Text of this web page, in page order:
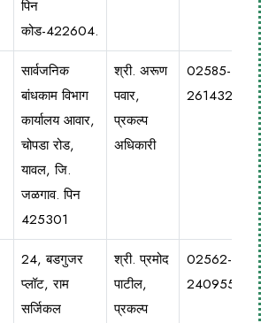
पिन
कोड-422604.
सार्वजनिक
बांधकाम विभाग
कार्यालय आवार,
चोपडा रोड,
यावल, जि.
जळगाव. पिन
425301
श्री. अरूण
पवार,
प्रकल्प
अधिकारी
02585-
261432
24, बडगुजर
प्लॉट, राम
सर्जिकल
श्री. प्रमोद
पाटील,
प्रकल्प
02562-
240955